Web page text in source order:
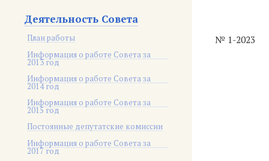
Деятельность Совета
План работы
Информация о работе Совета за
2013 год
Информация о работе Совета за
2014 год
Информация о работе Совета за
2015 год
Постоянные депутатские комиссии
Информация о работе Совета за
2017 год
№ 1-2023